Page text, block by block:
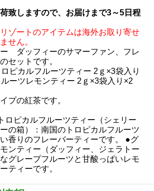
致しますので、お届けまで3～5日程
ゾートのアイテムは海外お取り寄せ
せん。
ダッフィーのサマーファン、フレ
セットです。
ピカルフルーツティー 2ｇ×3袋入り
ーツレモンティー 2ｇ×3袋入り×2
プの紅茶です。
ロピカルフルーツティー（シェリー
の箱）：南国のトロピカルフルーツ
香りのフレーバーティーです。 ●グ
ンティー（ダッフィー、ジェラトー
グレープフルーツと甘酸っぱいレモ
ティーです。